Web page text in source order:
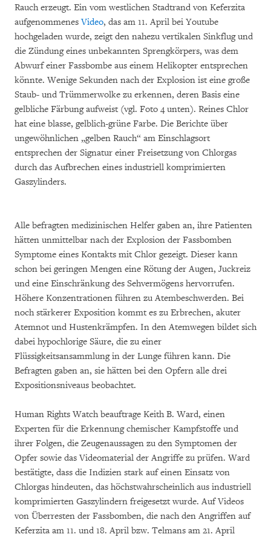
Rauch erzeugt. Ein vom westlichen Stadtrand von Keferzita
aufgenommenesVideo, das am 11. April bei Youtube
hochgeladen wurde, zeigt den nahezu vertikalen Sinkflug und
die Zündung eines unbekannten Sprengkörpers, was dem
Abwurf einer Fassbombe aus einem Helikopter entsprechen
könnte. Wenige Sekunden nach der Explosion ist eine große
Staub- und Trümmerwolke zu erkennen, deren Basis eine
gelbliche Färbung aufweist (vgl. Foto 4 unten). Reines Chlor
hat eine blasse, gelblich-grüne Farbe. Die Berichte über
ungewöhnlichen „gelben Rauch“ am Einschlagsort
entsprechen der Signatur einer Freisetzung von Chlorgas
durch das Aufbrechen eines industriell komprimierten
Gaszylinders.
Alle befragten medizinischen Helfer gaben an, ihre Patienten
hätten unmittelbar nach der Explosion der Fassbomben
Symptome eines Kontakts mit Chlor gezeigt. Dieser kann
schon bei geringen Mengen eine Rötung der Augen, Juckreiz
und eine Einschränkung des Sehvermögens hervorrufen.
Höhere Konzentrationen führen zu Atembeschwerden. Bei
noch stärkerer Exposition kommt es zu Erbrechen, akuter
Atemnot und Hustenkrämpfen. In den Atemwegen bildet sich
dabei hypochlorige Säure, die zu einer
Flüssigkeitsansammlung in der Lunge führen kann. Die
Befragten gaben an, sie hätten bei den Opfern alle drei
Expositionsniveaus beobachtet.
Human Rights Watch beauftrage Keith B. Ward, einen
Experten für die Erkennung chemischer Kampfstoffe und
ihrer Folgen, die Zeugenaussagen zu den Symptomen der
Opfer sowie das Videomaterial der Angriffe zu prüfen. Ward
bestätigte, dass die Indizien stark auf einen Einsatz von
Chlorgas hindeuten, das höchstwahrscheinlich aus industriell
komprimierten Gaszylindern freigesetzt wurde. Auf Videos
von Überresten der Fassbomben, die nach den Angriffen auf
Keferzita am 11. und 18. April bzw. Telmans am 21. April